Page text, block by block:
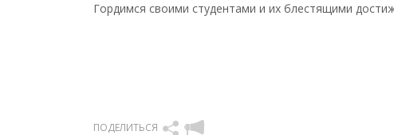
Гордимся своими студентами и их блестящими
ПОДЕЛИТЬСЯ